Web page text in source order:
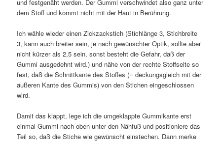
und festgenäht werden. Der Gummi verschwindet also ganz unter
dem Stoff und kommt nicht mit der Haut in Berührung.
Ich wähle wieder einen Zickzackstich (Stichlänge 3, Stichbreite
3, kann auch breiter sein, je nach gewünschter Optik, sollte aber
nicht kürzer als 2,5 sein, sonst besteht die Gefahr, daß der
Gummi ausgedehnt wird.) und nähe von der rechte Stoffseite so
fest, daß die Schnittkante des Stoffes (= deckungsgleich mit der
äußeren Kante des Gummis) von den Stichen eingeschlossen
wird.
Damit das klappt, lege ich die umgeklappte Gummikante erst
einmal Gummi nach oben unter den Nähfuß und positioniere das
Teil so, daß die Stiche wie gewünscht einstechen. Dann merke